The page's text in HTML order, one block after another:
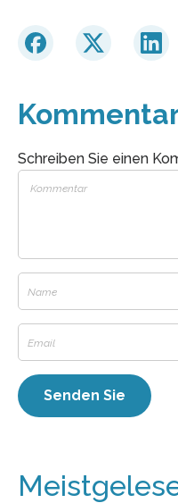
Schreiben Sie einen